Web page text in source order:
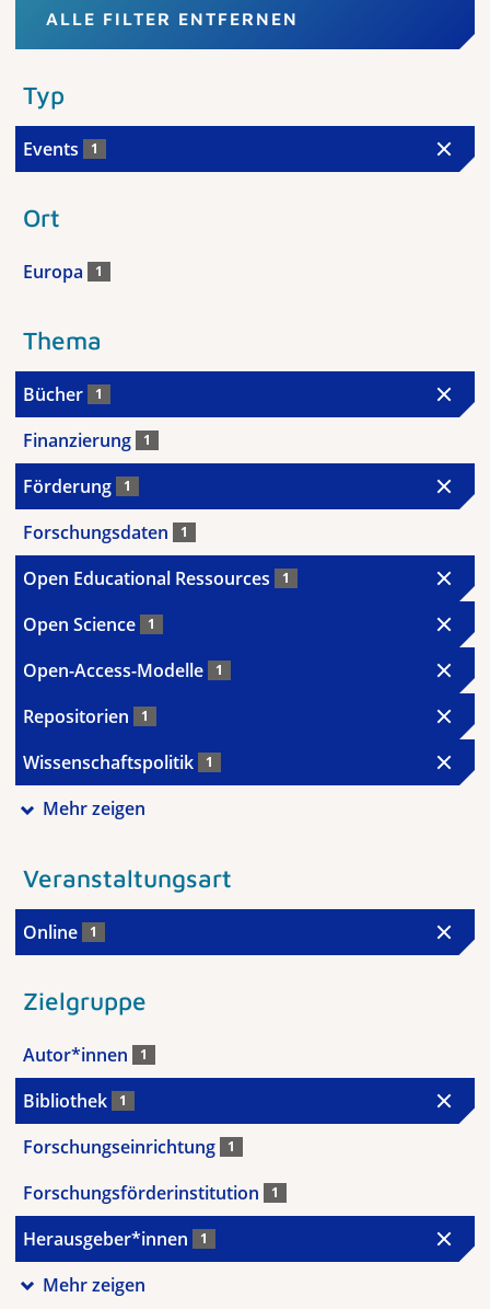
ALLE FILTER ENTFERNEN
Typ
Events 1
Ort
Europa 1
Thema
Bücher 1
Finanzierung 1
Förderung 1
Forschungsdaten 1
Open Educational Ressources 1
Open Science 1
Open-Access-Modelle 1
Repositorien 1
Wissenschaftspolitik 1
Mehr zeigen
Veranstaltungsart
Online 1
Zielgruppe
Autor*innen 1
Bibliothek 1
Forschungseinrichtung 1
Forschungsförderinstitution 1
Herausgeber*innen 1
Mehr zeigen